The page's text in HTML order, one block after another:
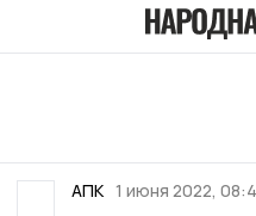
АПК 1 июня 2022,